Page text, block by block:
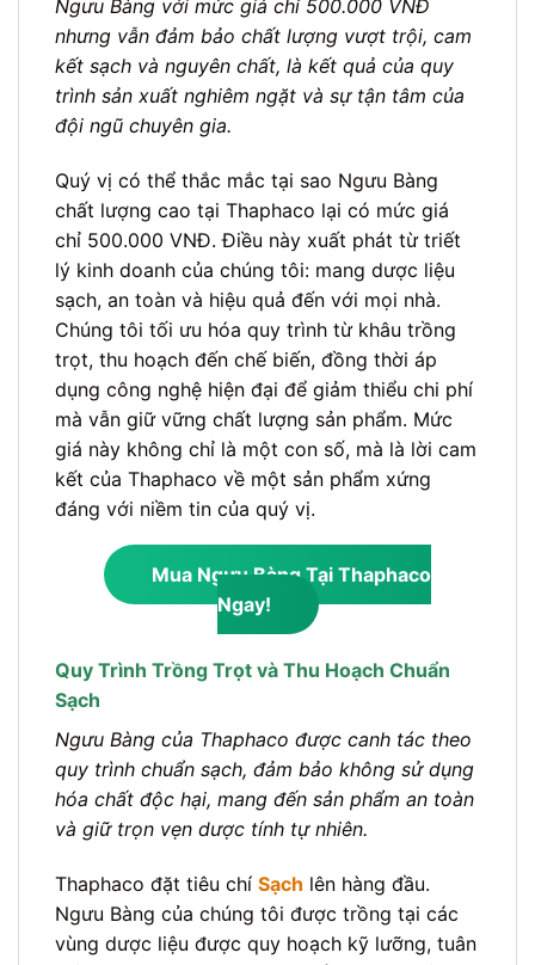
Ngưu Bàng với mức giá chỉ 500.000 VNĐ
nhưng vẫn đảm bảo chất lượng vượt trội, cam
kết sạch và nguyên chất, là kết quả của quy
trình sản xuất nghiêm ngặt và sự tận tâm của
đội ngũ chuyên gia.
Quý vị có thể thắc mắc tại sao Ngưu Bàng
chất lượng cao tại Thaphaco lại có mức giá
chỉ 500.000 VNĐ. Điều này xuất phát từ triết
lý kinh doanh của chúng tôi: mang dược liệu
sạch, an toàn và hiệu quả đến với mọi nhà.
Chúng tôi tối ưu hóa quy trình từ khâu trồng
trọt, thu hoạch đến chế biến, đồng thời áp
dụng công nghệ hiện đại để giảm thiểu chi phí
mà vẫn giữ vững chất lượng sản phẩm. Mức
giá này không chỉ là một con số, mà là lời cam
kết của Thaphaco về một sản phẩm xứng
đáng với niềm tin của quý vị.
Mua Ngưu Bàng Tại Thaphaco
Ngay!
Quy Trình Trồng Trọt và Thu Hoạch Chuẩn
Sạch
Ngưu Bàng của Thaphaco được canh tác theo
quy trình chuẩn sạch, đảm bảo không sử dụng
hóa chất độc hại, mang đến sản phẩm an toàn
và giữ trọn vẹn dược tính tự nhiên.
Thaphaco đặt tiêu chí Sạch lên hàng đầu.
Ngưu Bàng của chúng tôi được trồng tại các
vùng dược liệu được quy hoạch kỹ lưỡng, tuân